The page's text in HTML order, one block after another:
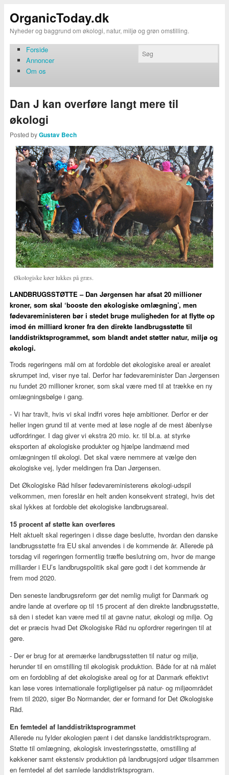
OrganicToday.dk
Nyheder og baggrund om økologi, natur, miljø og grøn omstilling.
Forside
Annoncer
Om os
Dan J kan overføre langt mere til
økologi
Posted byGustav Bech
Økologiske køer lukkes på græs.
LANDBRUGSSTØTTE – Dan Jørgensen har afsat 20 millioner
kroner, som skal ‘booste den økologiske omlægning’, men
fødevareministeren bør i stedet bruge muligheden for at flytte op
imod én milliard kroner fra den direkte landbrugsstøtte til
landdistriktsprogrammet, som blandt andet støtter natur, miljø og
økologi.
Trods regeringens mål om at fordoble det økologiske areal er arealet
skrumpet ind, viser nye tal. Derfor har fødevareminister Dan Jørgensen
nu fundet 20 millioner kroner, som skal være med til at trække en ny
omlægningsbølge i gang.
- Vi har travlt, hvis vi skal indfri vores høje ambitioner. Derfor er der
heller ingen grund til at vente med at løse nogle af de mest åbenlyse
udfordringer. I dag giver vi ekstra 20 mio. kr. til bl.a. at styrke
eksporten af økologiske produkter og hjælpe landmænd med
omlægningen til økologi. Det skal være nemmere at vælge den
økologiske vej, lyder meldingen fra Dan Jørgensen.
Det Økologiske Råd hilser fødevareministerens økologi-udspil
velkommen, men foreslår en helt anden konsekvent strategi, hvis det
skal lykkes at fordoble det økologiske landbrugsareal.
15 procent af støtte kan overføres
Helt aktuelt skal regeringen i disse dage beslutte, hvordan den danske
landbrugsstøtte fra EU skal anvendes i de kommende år. Allerede på
torsdag vil regeringen formentlig træffe beslutning om, hvor de mange
milliarder i EU’s landbrugspolitik skal gøre godt i det kommende år
frem mod 2020.
Den seneste landbrugsreform gør det nemlig muligt for Danmark og
andre lande at overføre op til 15 procent af den direkte landbrugsstøtte,
så den i stedet kan være med til at gavne natur, økologi og miljø. Og
det er præcis hvad Det Økologiske Råd nu opfordrer regeringen til at
gøre.
- Der er brug for at øremærke landbrugsstøtten til natur og miljø,
herunder til en omstilling til økologisk produktion. Både for at nå målet
om en fordobling af det økologiske areal og for at Danmark effektivt
kan løse vores internationale forpligtigelser på natur- og miljøområdet
frem til 2020, siger Bo Normander, der er formand for Det Økologiske
Råd.
En femtedel af landdistriktsprogrammet
Allerede nu fylder økologien pænt i det danske landdistriktsprogram.
Støtte til omlægning, økologisk investeringsstøtte, omstilling af
køkkener samt ekstensiv produktion på landbrugsjord udgør tilsammen
en femtedel af det samlede landdistriktsprogram.